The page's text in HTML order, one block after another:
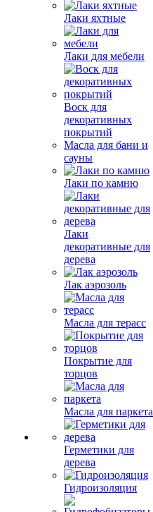
Лаки яхтные
Лаки для мебели
Воск для
декоративных
покрытий
Масла для бани и
сауны
Лаки по камню
Лаки
декоративные для
дерева
Лак аэрозоль
Масла для терасс
Покрытие для
торцов
Масла для паркета
Герметики для
дерева
Гидроизоляция